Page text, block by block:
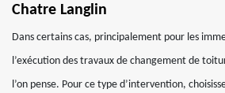
Chatre Langlin
Dans certains cas, principalement pour les
l’exécution des travaux de changement de
l’on pense. Pour ce type d’intervention,